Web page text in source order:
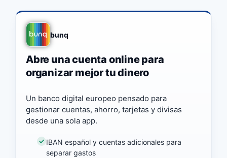
bunq
Abre una cuenta online para
organizar mejor tu dinero
Un banco digital europeo pensado para
gestionar cuentas, ahorro, tarjetas y divisas
desde una sola app.
IBAN español y cuentas adicionales para
separar gastos